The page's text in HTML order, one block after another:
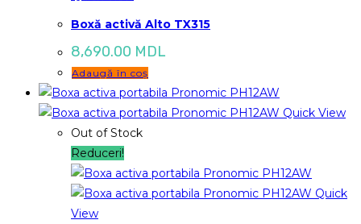
Boxă activă Alto TX315
8,690.00 MDL
Adaugă în coș
Quick View
Out of Stock
Reduceri!
Quick
View